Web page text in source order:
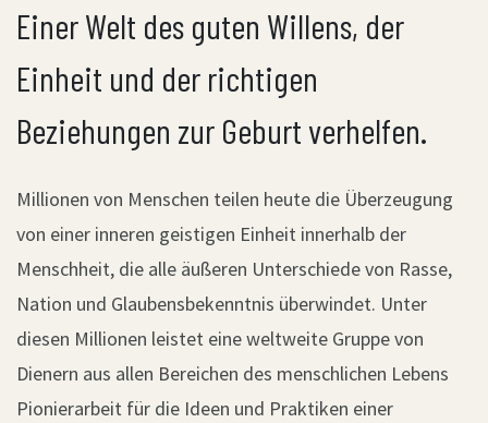
Einer Welt des guten Willens, der
Einheit und der richtigen
Beziehungen zur Geburt verhelfen.
Millionen von Menschen teilen heute die Überzeugung
von einer inneren geistigen Einheit innerhalb der
Menschheit, die alle äußeren Unterschiede von Rasse,
Nation und Glaubensbekenntnis überwindet. Unter
diesen Millionen leistet eine weltweite Gruppe von
Dienern aus allen Bereichen des menschlichen Lebens
Pionierarbeit für die Ideen und Praktiken einer